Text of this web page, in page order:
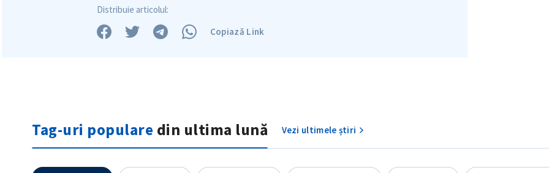
Distribuie articolul:
Copiază Link
Tag-uri populare din ultima lună Vezi ultimele știri